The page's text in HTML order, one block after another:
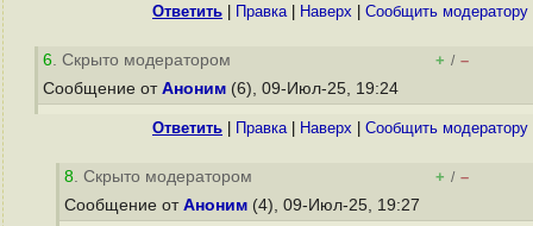
Ответить Правка| Наверх Cообщить модератору
6. Скрыто модератором + / –
Сообщение от Аноним (6), 09-Июл-25, 19:24
Ответить Правка| Наверх Cообщить модератору
8. Скрыто модератором + / –
Сообщение от Аноним (4), 09-Июл-25, 19:27